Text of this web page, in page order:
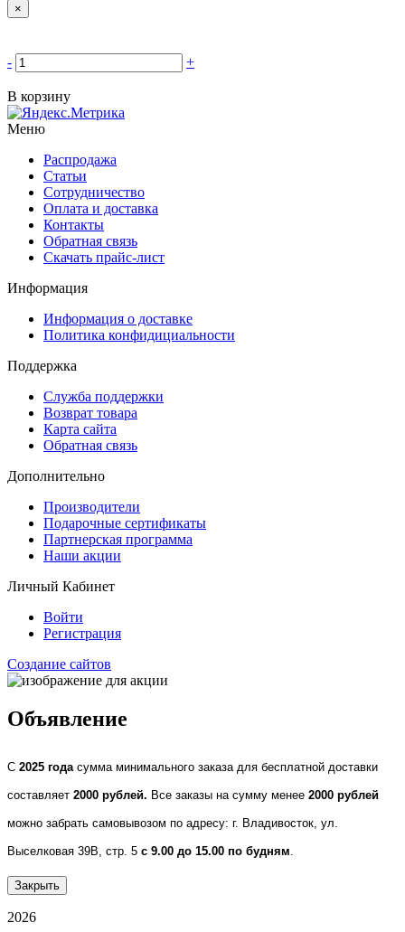
×
- +
В корзину
Меню
Распродажа
Статьи
Сотрудничество
Оплата и доставка
Контакты
Обратная связь
Скачать прайс-лист
Информация
Информация о доставке
Политика конфидициальности
Поддержка
Служба поддержки
Возврат товара
Карта сайта
Обратная связь
Дополнительно
Производители
Подарочные сертификаты
Партнерская программа
Наши акции
Личный Кабинет
Войти
Регистрация
Создание сайтов
Объявление
С 2025 года сумма минимального заказа для бесплатной доставки
составляет 2000 рублей. Все заказы на сумму менее 2000 рублей
можно забрать самовывозом по адресу: г. Владивосток, ул.
Выселковая 39В, стр. 5 с 9.00 до 15.00 по будням
Закрыть
2026